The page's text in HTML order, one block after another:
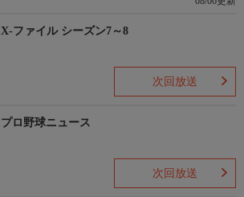
X-ファイル シーズン7～8
次回放送
プロ野球ニュース
次回放送